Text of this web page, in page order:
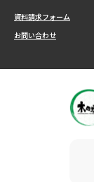
資料請求フォーム
お問い合わせ